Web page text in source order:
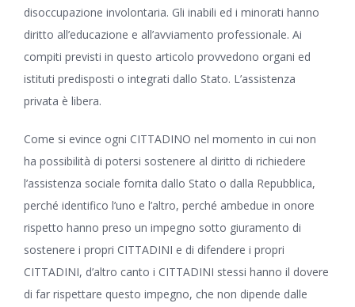
disoccupazione involontaria. Gli inabili ed i minorati hanno
diritto all’educazione e all’avviamento professionale. Ai
compiti previsti in questo articolo provvedono organi ed
istituti predisposti o integrati dallo Stato. L’assistenza
privata è libera.
Come si evince ogni CITTADINO nel momento in cui non
ha possibilità di potersi sostenere al diritto di richiedere
l’assistenza sociale fornita dallo Stato o dalla Repubblica,
perché identifico l’uno e l’altro, perché ambedue in onore
rispetto hanno preso un impegno sotto giuramento di
sostenere i propri CITTADINI e di difendere i propri
CITTADINI, d’altro canto i CITTADINI stessi hanno il dovere
di far rispettare questo impegno, che non dipende dalle